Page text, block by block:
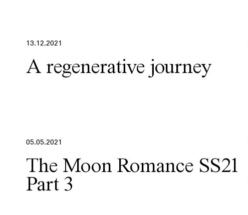
13.12.2021
A regenerative journey
05.05.2021
The Moon Romance SS21
Part 3